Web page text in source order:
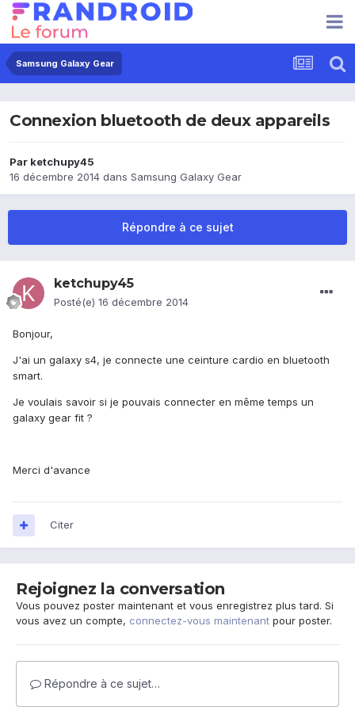
Samsung Galaxy Gear
Connexion bluetooth de deux appareils
Par ketchupy45
16 décembre 2014 dans Samsung Galaxy Gear
Répondre à ce sujet
ketchupy45
Posté(e) 16 décembre 2014
Bonjour,
J'ai un galaxy s4, je connecte une ceinture cardio en bluetooth
smart.
Je voulais savoir si je pouvais connecter en même temps un
galaxy gear fit ?
Merci d'avance
Citer
Rejoignez la conversation
Vous pouvez poster maintenant et vous enregistrez plus tard. Si
vous avez un compte, connectez-vous maintenant pour poster.
Répondre à ce sujet…